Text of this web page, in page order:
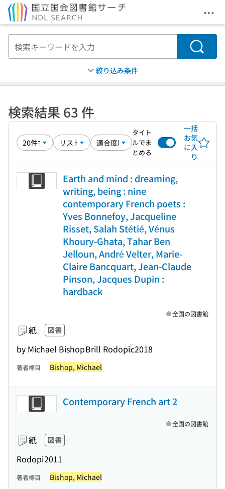
メ
検索
絞り込み条件
検索結果 63 件
タイト
ルでま
とめる
一括
お気
に入
り
Earth and mind : dreaming,
writing, being : nine
contemporary French poets :
Yves Bonnefoy, Jacqueline
Risset, Salah Stétié, Vénus
Khoury-Ghata, Tahar Ben
Jelloun, André Velter, Marie-
Claire Bancquart, Jean-Claude
Pinson, Jacques Dupin :
hardback
紙 図書
by Michael BishopBrill Rodopic2018
全国の図書館
著者標目 Bishop, Michael
Contemporary French art 2
紙 図書
Rodopi2011
全国の図書館
著者標目 Bishop, Michael